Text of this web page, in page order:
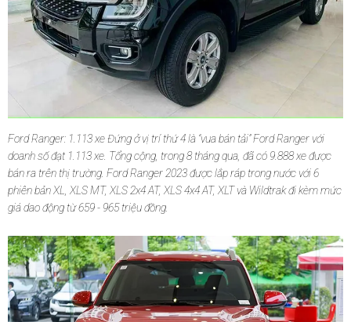
Ford Ranger: 1.113 xe Đứng ở vị trí thứ 4 là “vua bán tải” Ford Ranger với
doanh số đạt 1.113 xe. Tổng cộng, trong 8 tháng qua, đã có 9.888 xe được
bán ra trên thị trường. Ford Ranger 2023 được lắp ráp trong nước với 6
phiên bản XL, XLS MT, XLS 2x4 AT, XLS 4x4 AT, XLT và Wildtrak đi kèm mức
giá dao động từ 659 - 965 triệu đồng.